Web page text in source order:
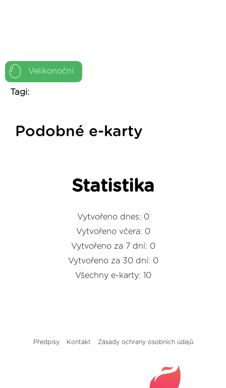
Velikonoční
Tagi:
Podobné e-karty
Statistika
Vytvořeno dnes: 0
Vytvořeno včera: 0
Vytvořeno za 7 dní: 0
Vytvořeno za 30 dní: 0
Všechny e-karty: 10
Předpisy Kontakt Zásady ochrany osobních údajů